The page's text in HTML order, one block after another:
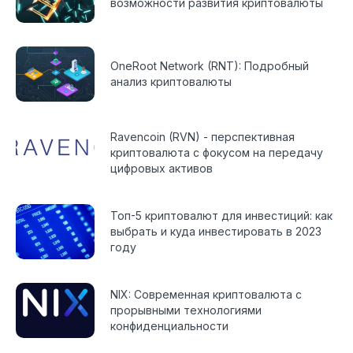
OneRoot Network (RNT): Подробный
анализ криптовалюты
Ravencoin (RVN) - перспективная
криптовалюта с фокусом на передачу
цифровых активов
Топ-5 криптовалют для инвестиций: как
выбрать и куда инвестировать в 2023
году
NIX: Современная криптовалюта с
прорывными технологиями
конфиденциальности